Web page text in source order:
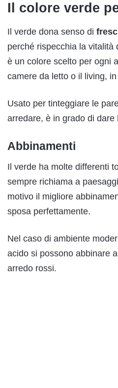
Il colore verde
Il verde dona senso di
perché rispecchia la vitalità
è un colore scelto per ogni
camere da letto o il living,
Usato per tinteggiare le
arredare, è in grado di
Abbinamenti
Il verde ha molte differenti
sempre richiama a
motivo il migliore
sposa perfettamente.
Nel caso di ambiente
acido si possono abbinare
arredo rossi.